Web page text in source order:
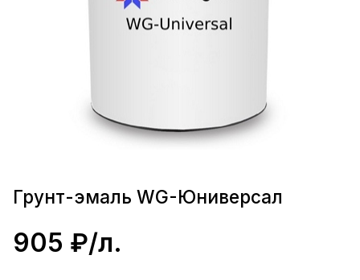
Грунт-эмаль WG-Юниверсал
905 ₽/л.